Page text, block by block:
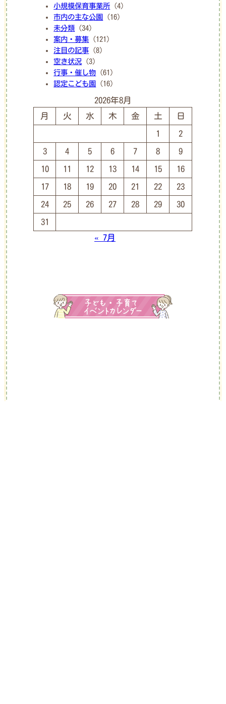
小規模保育事業所 (4)
市内の主な公園
(16)
未分類 (34)
案内・募集 (121)
注目の記事 (8)
空き状況 (3)
行事・催し物 (61)
認定こども園
(16)
2026年8月
月
火 水 木 金 土 日
1 2
3 4 5 6 7 8 9
10 11 12 13 14 15 16
17 18 19 20 21 22 23
24 25 26 27 28 29 30
31
« 7月